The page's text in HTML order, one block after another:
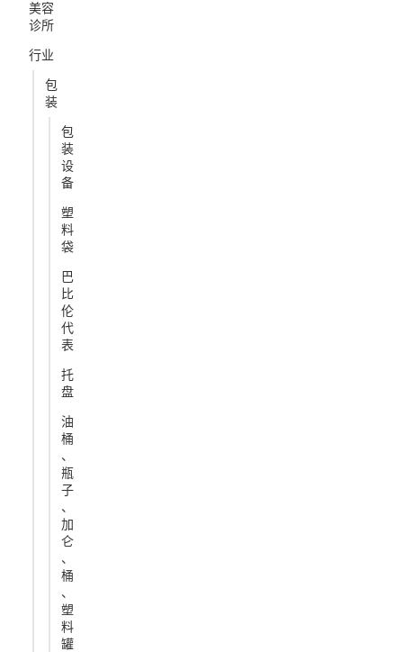
美容
诊所
行业
包
装
包
装
设
备
塑
料
袋
巴
比
伦
代
表
托
盘
油
桶
、
瓶
子
、
加
仑
、
桶
、
塑
料
罐